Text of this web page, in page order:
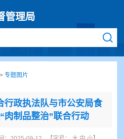
管理局
> 专题图片
行政执法队与市公安局食
肉制品整治”联合行动